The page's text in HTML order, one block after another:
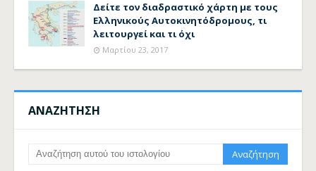
Δείτε τον διαδραστικό χάρτη με τους
Ελληνικούς Αυτοκινητόδρομους, τι
λειτουργεί και τι όχι
Μαρτίου 23, 2017
ΑΝΑΖΗΤΗΣΗ